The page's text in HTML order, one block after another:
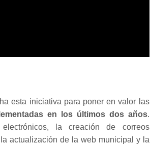
esta iniciativa para poner en valor las
en los últimos dos años.
la creación de correos
actualización de la web municipal y la